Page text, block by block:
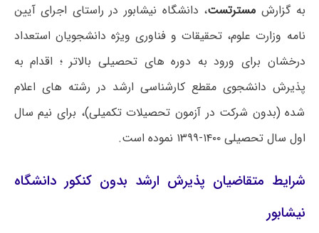
به گزارش مسترتست، دانشگاه نیشابور در راستای اجرای آیین
نامه وزارت علوم، تحقیقات و فناوری ویژه دانشجویان استعداد
درخشان برای ورود به دوره های تحصیلی بالاتر ؛ اقدام به
پذیرش دانشجوی مقطع کارشناسی ارشد در رشته های اعلام
شده (بدون شرکت در آزمون تحصیلات تکمیلی)، برای نیم سال
اول سال تحصیلی ۱۴۰۰-۱۳۹۹ نموده است.
شرایط متقاضیان پذیرش ارشد بدون کنکور دانشگاه
نیشابور